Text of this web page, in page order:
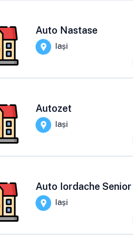
Auto Nastase
Iași
Autozet
Iași
Auto Iordache Senior
Iași